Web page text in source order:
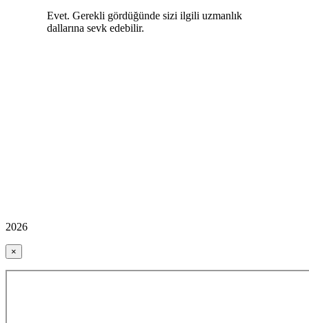
Evet. Gerekli gördüğünde sizi ilgili uzmanlık
dallarına sevk edebilir.
2026
×